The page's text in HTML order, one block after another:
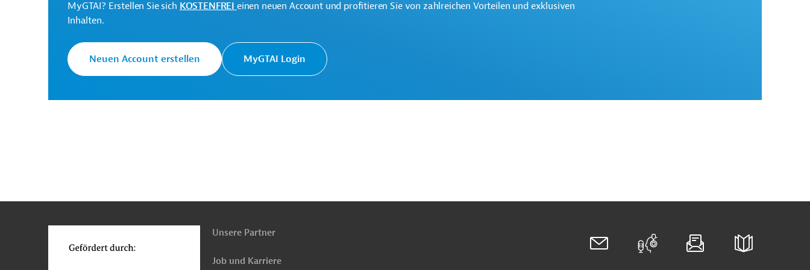
Laut Potássio do Brasil soll der Abbau des Sylvinits (Kalium- und Natriumchlorid) mithilfe des
Untertagebauverfahrens „Kammer-und-Pfeiler-Bau“ ohne erhebliche Umweltschäden erfolgen.
Weitere Informationen finden Sie in der PressemeldungPOTÁSSIO | Amazonas licencia Projeto Autazes, que
custará US$ 2,5 bilhões | Brasil Mineral
Potássio do Brasil
MyGTAI? Erstellen Sie sich KOSTENFREI einen neuen Account und profitieren Sie von zahlreichen Vorteilen und exklusiven
Inhalten.
Neuen Account erstellen MyGTAI Login
oben
Unsere Partner
Job und Karriere